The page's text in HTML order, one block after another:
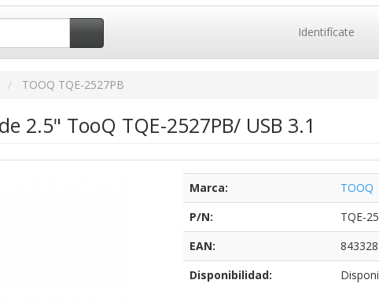
Identifícate
TOOQ TQE-2527PB
2.5" TooQ TQE-2527PB/ USB 3.1
Marca:
TOOQ
P/N:
TQE-
EAN:
Disponibilidad: